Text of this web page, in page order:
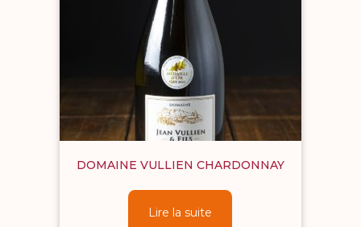
DOMAINE VULLIEN CHARDONNAY
Lire la suite